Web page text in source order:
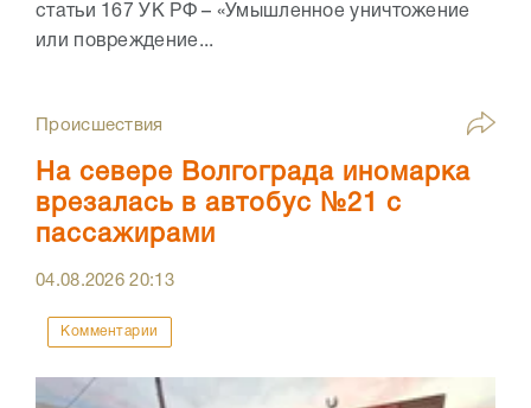
статьи 167 УК РФ – «Умышленное уничтожение
или повреждение...
Происшествия
На севере Волгограда иномарка
врезалась в автобус №21 с
пассажирами
04.08.202620:13
Комментарии